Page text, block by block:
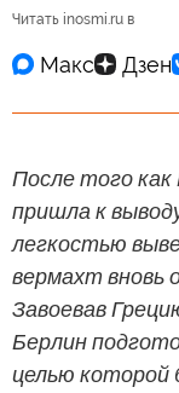
Читать inosmi.ru в
После того
пришла к
легкостью
вермахт вновь
Завоевав
Берлин
целью которой